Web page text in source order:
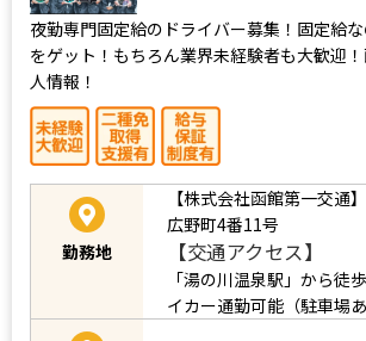
夜勤専門固定給のドライバー募集！固定給
をゲット！もちろん業界未経験者も大歓迎
人情報！
勤務地
【株式会社函館第一交通
広野町4番11号
【交通アクセス】
「湯の川温泉駅」から徒
イカー通勤可能（駐車場あ